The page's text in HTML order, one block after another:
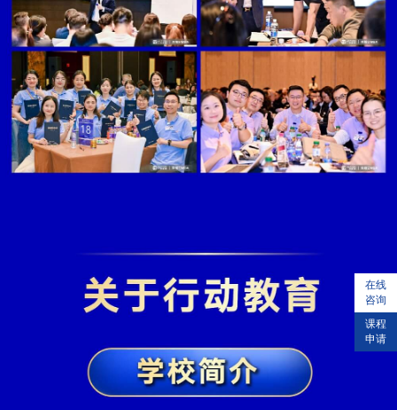
在线
咨询
课程
申请